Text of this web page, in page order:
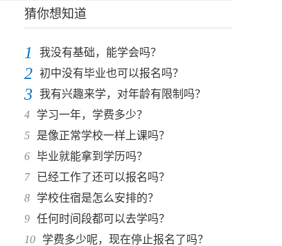
猜你想知道
1 我没有基础，能学会吗？
2 初中没有毕业也可以报名吗？
3 我有兴趣来学，对年龄有限制吗？
4
学习一年，学费多少？
5
是像正常学校一样上课吗？
6 毕业就能拿到学历吗？
7
已经工作了还可以报名吗？
8
学校住宿是怎么安排的？
9 任何时间段都可以去学吗？
10
学费多少呢，现在停止报名了吗？